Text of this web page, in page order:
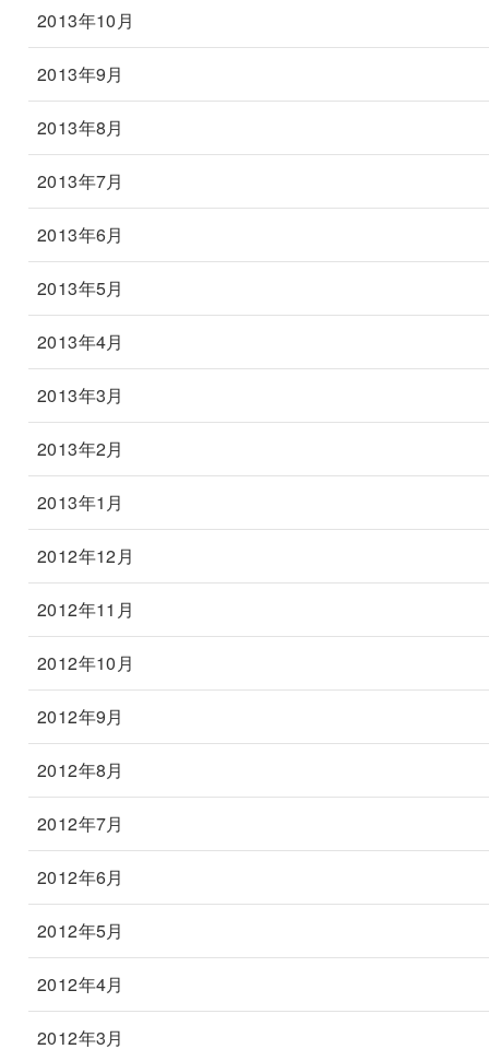
2013年10月
2013年9月
2013年8月
2013年7月
2013年6月
2013年5月
2013年4月
2013年3月
2013年2月
2013年1月
2012年12月
2012年11月
2012年10月
2012年9月
2012年8月
2012年7月
2012年6月
2012年5月
2012年4月
2012年3月